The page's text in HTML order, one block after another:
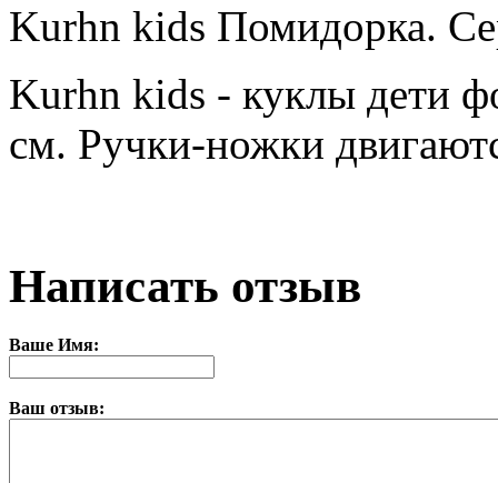
Kurhn kids Помидорка.
Kurhn kids - куклы дети
см. Ручки-ножки
Написать отзыв
Ваше Имя:
Ваш отзыв: